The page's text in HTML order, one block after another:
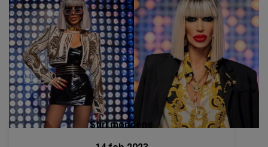
Stiri mondene